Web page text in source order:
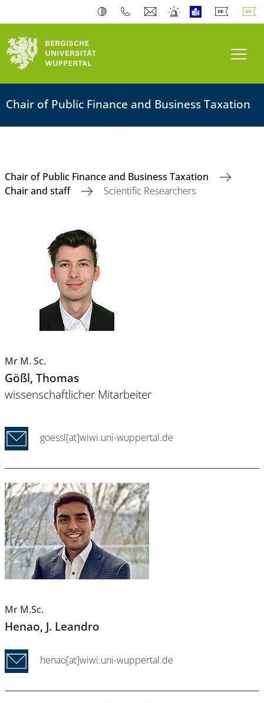
Chair of Public Finance and Business Taxation
Chair of Public Finance and Business Taxation
Chair and staff
Scientific Researchers
Mr M. Sc.
Gößl, Thomas
wissenschaftlicher Mitarbeiter
goessl[at]wiwi.uni-wuppertal.de
Mr M.Sc.
Henao, J. Leandro
henao[at]wiwi.uni-wuppertal.de